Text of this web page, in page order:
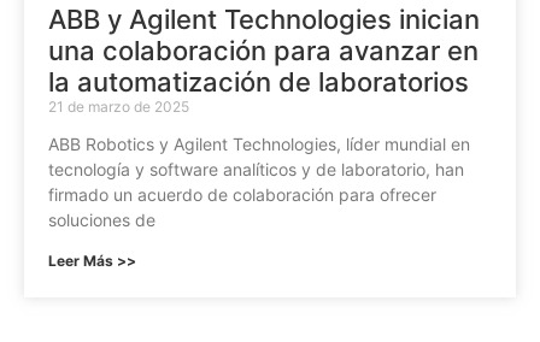
ABB y Agilent Technologies inician
una colaboración para avanzar en
la automatización de laboratorios
21 de marzo de 2025
ABB Robotics y Agilent Technologies, líder mundial en
tecnología y software analíticos y de laboratorio, han
firmado un acuerdo de colaboración para ofrecer
soluciones de
Leer Más >>